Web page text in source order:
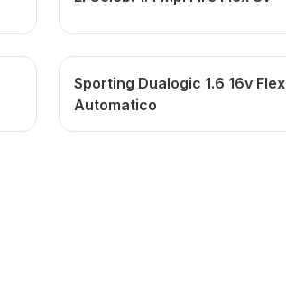
Sporting Dualogic 1.6 16v Flex
Automatico